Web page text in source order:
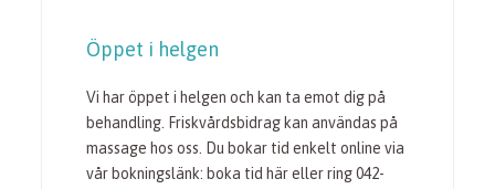
Öppet i helgen
Vi har öppet i helgen och kan ta emot dig på
behandling. Friskvårdsbidrag kan användas på
massage hos oss. Du bokar tid enkelt online via
vår bokningslänk: boka tid här eller ring 042-